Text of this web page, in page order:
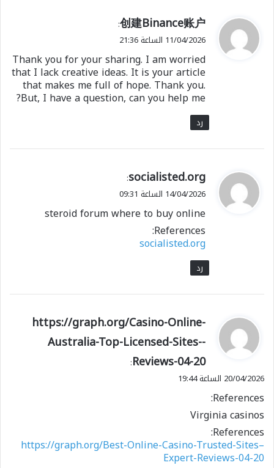
ي
ق
ل
创建Binance账户
:
11/04/2026 الساعة 21:36
Thank you for your sharing. I am worried
that I lack creative ideas. It is your article
that makes me full of hope. Thank you.
But, I have a question, can you help me?
رد
ي
ق
ل
socialisted.org
:
14/04/2026 الساعة 09:31
steroid forum where to buy online
References:
socialisted.org
رد
ي
و
ل
https://graph.org/Casino-Online-
Australia-Top-Licensed-Sites--
Reviews-04-20
:
20/04/2026 الساعة 19:44
References:
Virginia casinos
References:
https://graph.org/Best-Online-Casino-Trusted-Sites–
Expert-Reviews-04-20